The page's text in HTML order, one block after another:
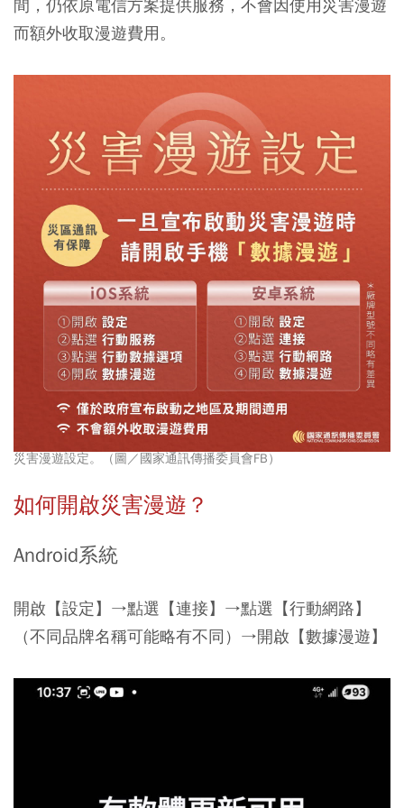
間，仍依原電信方案提供服務，不會因使用災害漫遊
而額外收取漫遊費用。
災害漫遊設定。（圖／國家通訊傳播委員會FB）
如何開啟災害漫遊？
Android系統
開啟【設定】→點選【連接】→點選【行動網路】
（不同品牌名稱可能略有不同）→開啟【數據漫遊】